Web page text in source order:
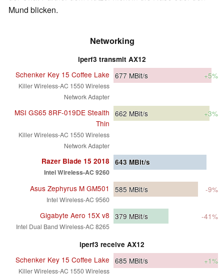
Mund blicken.
Networking
iperf3 transmit AX12
Schenker Key 15 Coffee Lake
Killer Wireless-AC 1550 Wireless
Network Adapter
677 MBit/s +5%
MSI GS65 8RF-019DE Stealth
Thin
Killer Wireless-AC 1550 Wireless
Network Adapter
662 MBit/s +3%
Razer Blade 15 2018
Intel Wireless-AC 9260
643 MBit/s
Asus Zephyrus M GM501
Intel Wireless-AC 9560
585 MBit/s -9%
Gigabyte Aero 15X v8
Intel Dual Band Wireless-AC 8265
379 MBit/s -41%
iperf3 receive AX12
Schenker Key 15 Coffee Lake
Killer Wireless-AC 1550 Wireless
685 MBit/s +1%